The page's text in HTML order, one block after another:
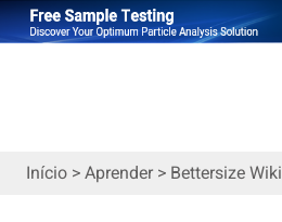
Início >Aprender > Bettersize Wiki